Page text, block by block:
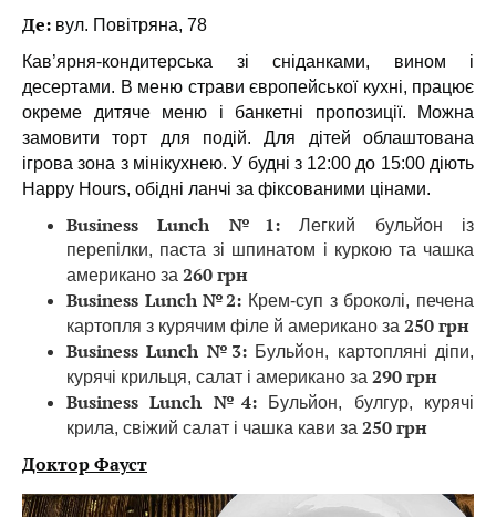
Де: вул. Повітряна, 78
Кав’ярня-кондитерська зі сніданками, вином і
десертами. В меню страви європейської кухні, працює
окреме дитяче меню і банкетні пропозиції. Можна
замовити торт для подій. Для дітей облаштована
ігрова зона з мінікухнею. У будні з 12:00 до 15:00 діють
Happy Hours, обідні ланчі за фіксованими цінами.
Business Lunch №1:Легкий бульйон із
перепілки, паста зі шпинатом і куркою та чашка
американо за 260 грн
Business Lunch №2: Крем-суп з броколі, печена
картопля з курячим філе й американо за 250 грн
Business Lunch №3: Бульйон, картопляні діпи,
курячі крильця, салат і американо за 290 грн
Business Lunch №4:
Бульйон, булгур, курячі
крила, свіжий салат і чашка кави за 250 грн
Доктор Фауст